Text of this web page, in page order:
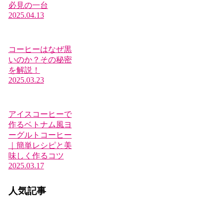
必見の一台
2025.04.13
コーヒーはなぜ黒
いのか？その秘密
を解説！
2025.03.23
アイスコーヒーで
作るベトナム風ヨ
ーグルトコーヒー
｜簡単レシピと美
味しく作るコツ
2025.03.17
人気記事